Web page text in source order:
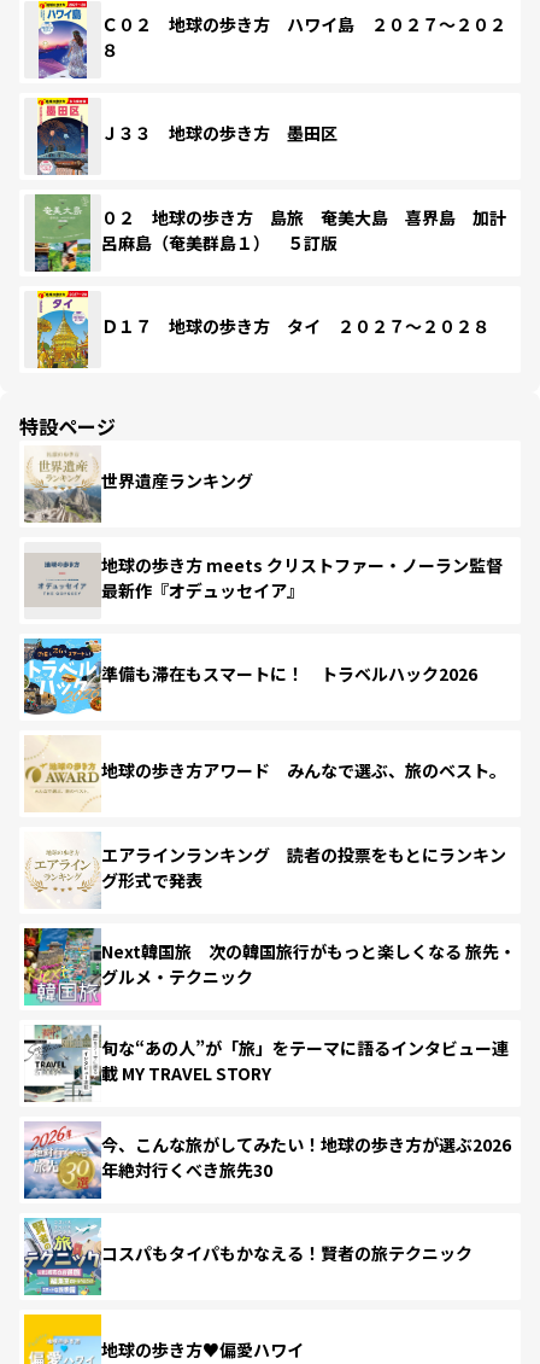
Ｃ０２ 地球の歩き方 ハワイ島 ２０２７～２０２
８
Ｊ３３ 地球の歩き方 墨田区
０２ 地球の歩き方 島旅 奄美大島 喜界島 加計
呂麻島（奄美群島１） ５訂版
Ｄ１７ 地球の歩き方 タイ ２０２７～２０２８
特設ページ
世界遺産ランキング
地球の歩き方 meets クリストファー・ノーラン監督
最新作『オデュッセイア』
準備も滞在もスマートに！ トラベルハック2026
地球の歩き方アワード みんなで選ぶ、旅のベスト。
エアラインランキング 読者の投票をもとにランキン
グ形式で発表
Next韓国旅 次の韓国旅行がもっと楽しくなる 旅先・
グルメ・テクニック
旬な“あの人”が「旅」をテーマに語るインタビュー連
載 MY TRAVEL STORY
今、こんな旅がしてみたい！地球の歩き方が選ぶ2026
年絶対行くべき旅先30
コスパもタイパもかなえる！賢者の旅テクニック
地球の歩き方♥偏愛ハワイ